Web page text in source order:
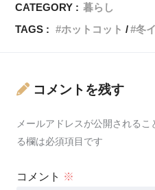
CATEGORY : 暮らし
TAGS :
ホットコット 冬
コメントを残す
メールアドレスが公開されるこ
る欄は必須項目です
コメント ※